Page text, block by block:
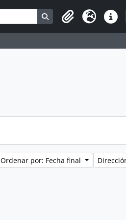
Search in browse page
Clipboard
Idioma
Ordenar por: Fecha final